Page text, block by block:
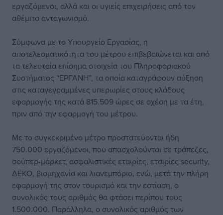
εργαζόμενοι, αλλά και οι υγιείς επιχειρήσεις από τον
αθέμιτο ανταγωνισμό.
Σύμφωνα με το Υπουργείο Εργασίας, η
αποτελεσματικότητα του μέτρου επιβεβαιώνεται και από
τα τελευταία επίσημα στοιχεία του Πληροφοριακού
Συστήματος “ΕΡΓΑΝΗ”, τα οποία καταγράφουν αύξηση
στις καταγεγραμμένες υπερωρίες στους κλάδους
εφαρμογής της κατά 815.509 ώρες σε σχέση με τα έτη,
πριν από την εφαρμογή του μέτρου.
Με το συγκεκριμένο μέτρο προστατεύονται ήδη
750.000 εργαζόμενοι, που απασχολούνται σε τράπεζες,
σούπερ-μάρκετ, ασφαλιστικές εταιρίες, εταιρίες security,
ΔΕΚΟ, βιομηχανία και λιανεμπόριο, ενώ, μετά την πλήρη
εφαρμογή της στον τουρισμό και την εστίαση, ο
συνολικός τους αριθμός θα φτάσει περίπου τους
1.500.000. Παράλληλα, ο συνολικός αριθμός των